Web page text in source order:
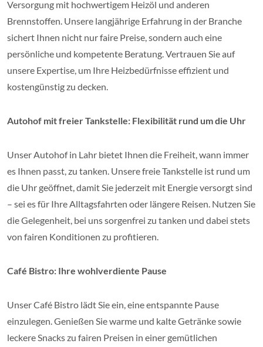
Versorgung mit hochwertigem Heizöl und anderen
Brennstoffen. Unsere langjährige Erfahrung in der Branche
sichert Ihnen nicht nur faire Preise, sondern auch eine
persönliche und kompetente Beratung. Vertrauen Sie auf
unsere Expertise, um Ihre Heizbedürfnisse effizient und
kostengünstig zu decken.
Autohof mit freier Tankstelle: Flexibilität rund um die Uhr
Unser Autohof in Lahr bietet Ihnen die Freiheit, wann immer
es Ihnen passt, zu tanken. Unsere freie Tankstelle ist rund um
die Uhr geöffnet, damit Sie jederzeit mit Energie versorgt sind
– sei es für Ihre Alltagsfahrten oder längere Reisen. Nutzen Sie
die Gelegenheit, bei uns sorgenfrei zu tanken und dabei stets
von fairen Konditionen zu profitieren.
Café Bistro: Ihre wohlverdiente Pause
Unser Café Bistro lädt Sie ein, eine entspannte Pause
einzulegen. Genießen Sie warme und kalte Getränke sowie
leckere Snacks zu fairen Preisen in einer gemütlichen